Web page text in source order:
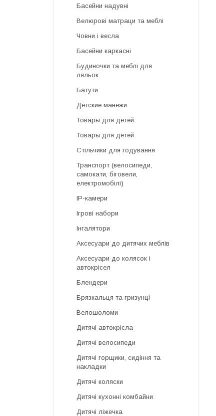
Басейни надувні
Велюрові матраци та меблі
Човни і весла
Басейни каркасні
Будиночки та меблі для
ляльок
Батути
Детские манежи
Товары для детей
Товары для детей
Стільчики для годування
Транспорт (велосипеди,
самокати, біговели,
електромобілі)
IP-камери
Ігрові набори
Інгалятори
Аксесуари до дитячих меблів
Аксесуари до колясок і
автокрісел
Блендери
Брязкальця та гризунці
Велошоломи
Дитячі автокрісла
Дитячі велосипеди
Дитячі горщики, сидіння та
накладки
Дитячі коляски
Дитячі кухонні комбайни
Дитячі ліжечка